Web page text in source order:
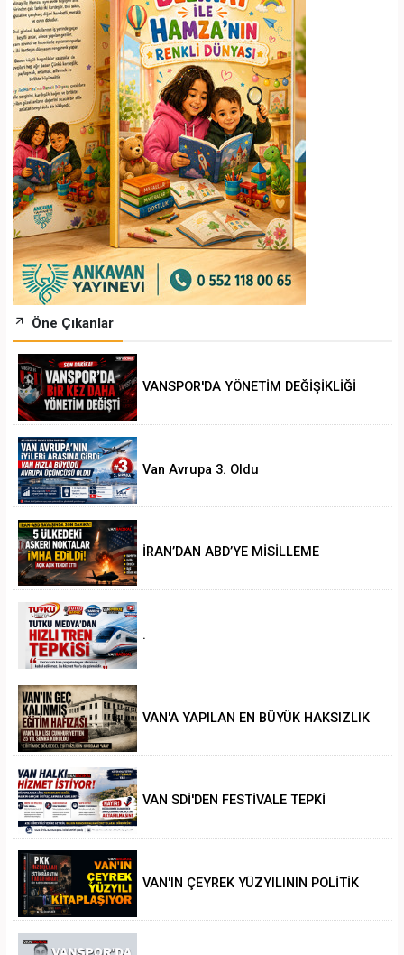
Öne Çıkanlar
VANSPOR'DA YÖNETİM DEĞİŞİKLİĞİ
Van Avrupa 3. Oldu
İRAN’DAN ABD’YE MİSİLLEME
.
VAN'A YAPILAN EN BÜYÜK HAKSIZLIK
VAN SDİ'DEN FESTİVALE TEPKİ
VAN'IN ÇEYREK YÜZYILININ POLİTİK